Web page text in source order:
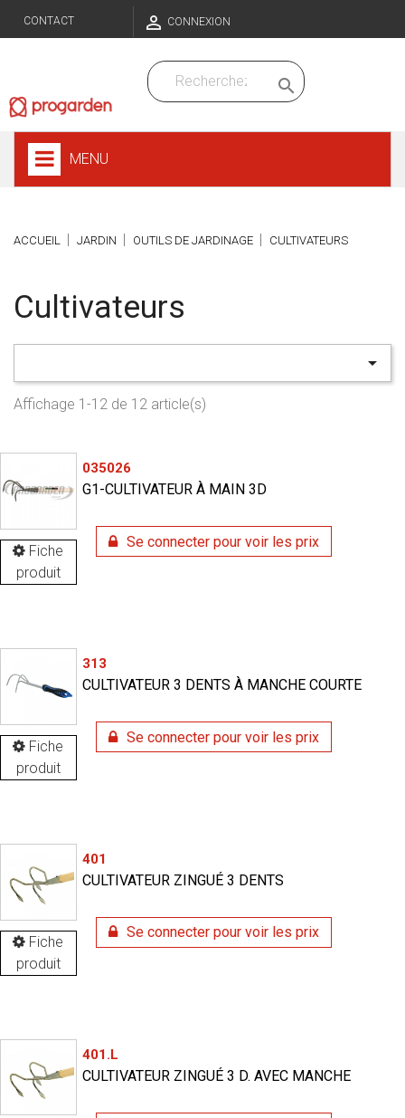
CONTACT  CONNEXION

MENU
ACCUEIL JARDIN OUTILS DE JARDINAGE CULTIVATEURS
Cultivateurs

Affichage 1-12 de 12 article(s)
Fiche
produit
035026
G1-CULTIVATEUR À MAIN 3D
Se connecter pour voir les prix
Fiche
produit
313
CULTIVATEUR 3 DENTS À MANCHE COURTE
Se connecter pour voir les prix
Fiche
produit
401
CULTIVATEUR ZINGUÉ 3 DENTS
Se connecter pour voir les prix
401.L
CULTIVATEUR ZINGUÉ 3 D. AVEC MANCHE